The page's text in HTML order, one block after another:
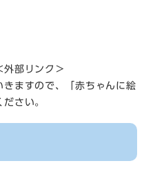
外部リンク＞
ますので、「赤ちゃんに絵
さい。